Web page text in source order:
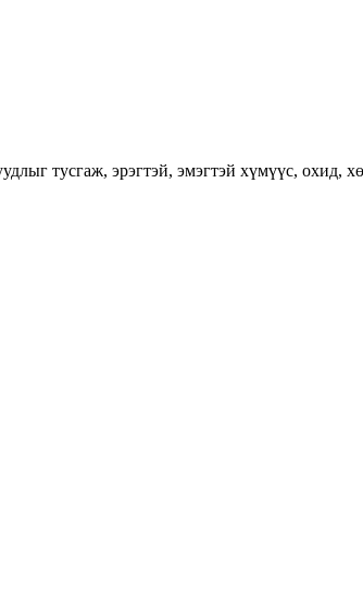
тусгаж, эрэгтэй, эмэгтэй хүмүүс, охид,